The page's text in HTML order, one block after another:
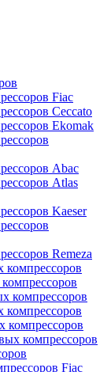
Fiac
Ceccato
Ekomak
Abac
Atlas
Kaeser
Remeza
компрессоров
компрессоров
компрессоров
компрессоров
Fiac